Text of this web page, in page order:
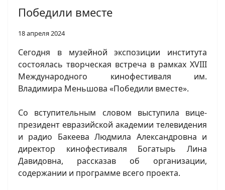
Победили вместе
18 апреля 2024
Сегодня в музейной экспозиции института
состоялась творческая встреча в рамках XVIII
Международного кинофестиваля им.
Владимира Меньшова «Победили вместе».
Со вступительным словом выступила вице-
президент евразийской академии телевидения
и радио Бакеева Людмила Александровна и
директор кинофестиваля Богатырь Лина
Давидовна, рассказав об организации,
содержании и программе всего проекта.